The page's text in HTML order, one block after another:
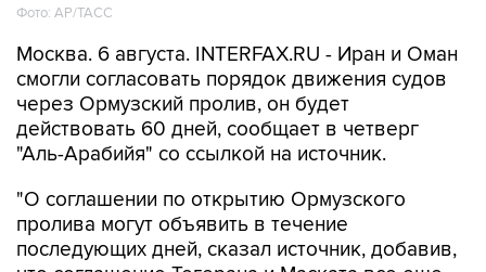
Фото: AP/ТАСС
Москва. 6 августа. INTERFAX.RU - Иран и Оман
смогли согласовать порядок движения судов
через Ормузский пролив, он будет
действовать 60 дней, сообщает в четверг
"Аль-Арабийя" со ссылкой на источник.
"О соглашении по открытию Ормузского
пролива могут объявить в течение
последующих дней, сказал источник, добавив,